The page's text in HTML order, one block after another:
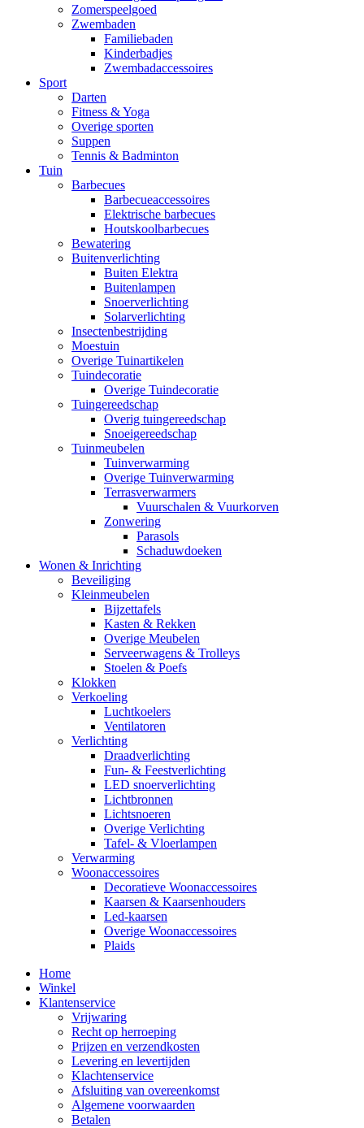
Zomerspeelgoed
Zwembaden
Familiebaden
Kinderbadjes
Zwembadaccessoires
Sport
Darten
Fitness & Yoga
Overige sporten
Suppen
Tennis & Badminton
Tuin
Barbecues
Barbecueaccessoires
Elektrische barbecues
Houtskoolbarbecues
Bewatering
Buitenverlichting
Buiten Elektra
Buitenlampen
Snoerverlichting
Solarverlichting
Insectenbestrijding
Moestuin
Overige Tuinartikelen
Tuindecoratie
Overige Tuindecoratie
Tuingereedschap
Overig tuingereedschap
Snoeigereedschap
Tuinmeubelen
Tuinverwarming
Overige Tuinverwarming
Terrasverwarmers
Vuurschalen & Vuurkorven
Zonwering
Parasols
Schaduwdoeken
Wonen & Inrichting
Beveiliging
Kleinmeubelen
Bijzettafels
Kasten & Rekken
Overige Meubelen
Serveerwagens & Trolleys
Stoelen & Poefs
Klokken
Verkoeling
Luchtkoelers
Ventilatoren
Verlichting
Draadverlichting
Fun- & Feestverlichting
LED snoerverlichting
Lichtbronnen
Lichtsnoeren
Overige Verlichting
Tafel- & Vloerlampen
Verwarming
Woonaccessoires
Decoratieve Woonaccessoires
Kaarsen & Kaarsenhouders
Led-kaarsen
Overige Woonaccessoires
Plaids
Home
Winkel
Klantenservice
Vrijwaring
Recht op herroeping
Prijzen en verzendkosten
Levering en levertijden
Klachtenservice
Afsluiting van overeenkomst
Algemene voorwaarden
Betalen